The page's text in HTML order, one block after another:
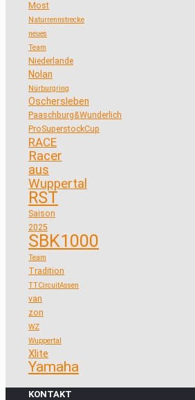
Most
Naturrennstrecke
neues
Team
Niederlande
Nolan
Nürburgring
Oschersleben
Paaschburg&Wunderlich
ProSuperstockCup
RACE
Racer
aus
Wuppertal
RST
Saison
2025
SBK1000
Team
Tradition
TTCircuitAssen
van
zon
WZ
Wuppertal
Xlite
Yamaha
KONTAKT